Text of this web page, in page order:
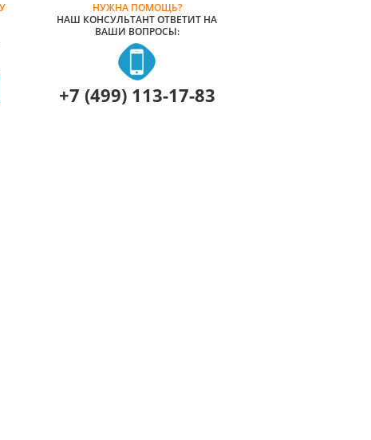
НУЖНА ПОМОЩЬ?
НАШ КОНСУЛЬТАНТ ОТВЕТИТ НА
ВАШИ ВОПРОСЫ:
+7 (499) 113-17-83